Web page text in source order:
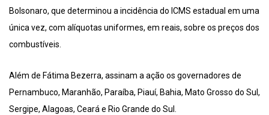
Bolsonaro, que determinou a incidência do ICMS estadual em uma
única vez, com alíquotas uniformes, em reais, sobre os preços dos
combustíveis.
Além de Fátima Bezerra, assinam a ação os governadores de
Pernambuco, Maranhão, Paraíba, Piauí, Bahia, Mato Grosso do Sul,
Sergipe, Alagoas, Ceará e Rio Grande do Sul.